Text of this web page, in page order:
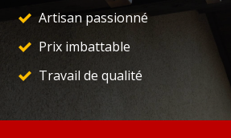
Artisan passionné
Prix imbattable
Travail de qualité